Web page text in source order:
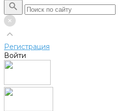
Регистрация
Войти